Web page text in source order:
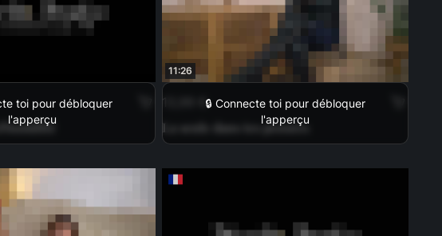
toi pour débloquer
l'apperçu
11:26
🔒 Connecte toi pour débloquer
l'apperçu
13,99 €
La seule dans tes pensées